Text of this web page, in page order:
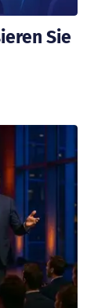
Sie